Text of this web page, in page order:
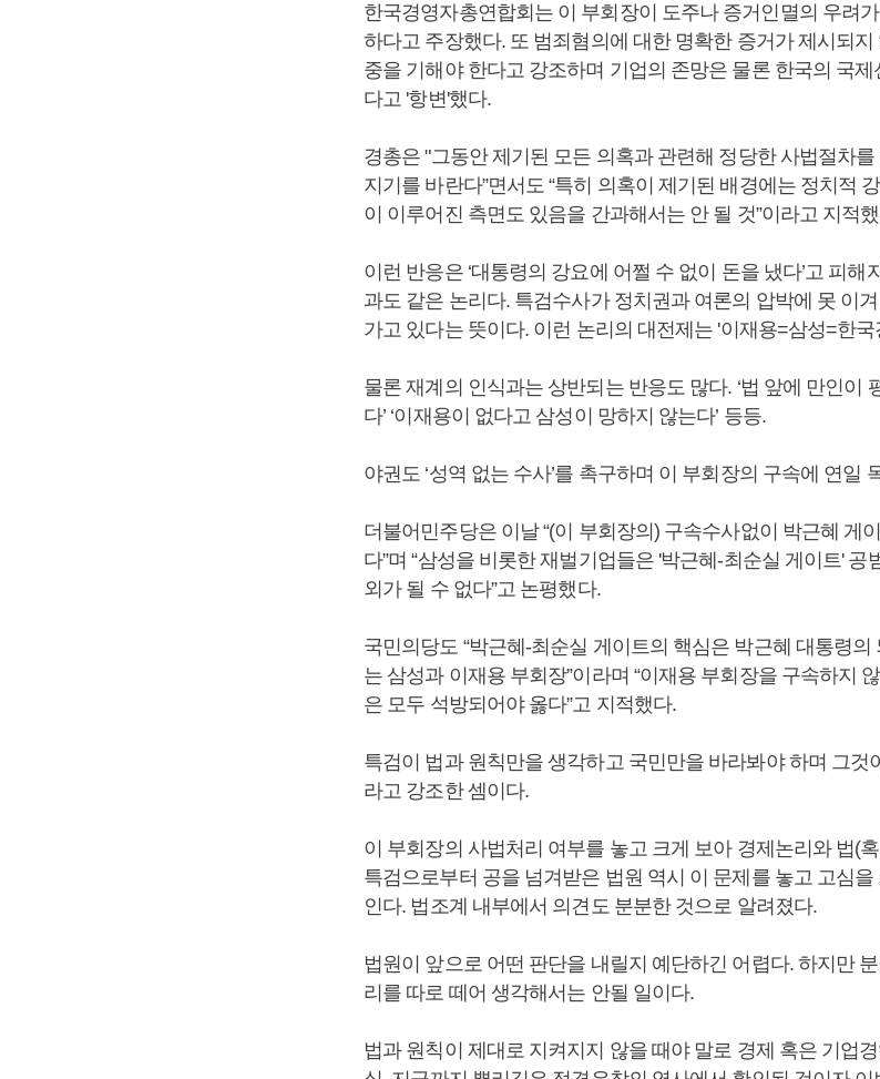
한국경영자총연합회는 이 부회장이 도주나 증거인멸의 우려
하다고 주장했다. 또 범죄혐의에 대한 명확한 증거가 제시되
중을 기해야 한다고 강조하며 기업의 존망은 물론 한국의 국
다고 '항변'했다.
경총은 "그동안 제기된 모든 의혹과 관련해 정당한 사법절차
지기를 바란다”면서도 “특히 의혹이 제기된 배경에는 정치적
이 이루어진 측면도 있음을 간과해서는 안 될 것”이라고 지적
이런 반응은 ‘대통령의 강요에 어쩔 수 없이 돈을 냈다’고 피
과도 같은 논리다. 특검수사가 정치권과 여론의 압박에 못 이
가고 있다는 뜻이다. 이런 논리의 대전제는 '이재용=삼성=한
물론 재계의 인식과는 상반되는 반응도 많다. ‘법 앞에 만인이
다’ ‘이재용이 없다고 삼성이 망하지 않는다’ 등등.
야권도 ‘성역 없는 수사’를 촉구하며 이 부회장의 구속에 연일
더불어민주당은 이날 “(이 부회장의) 구속수사없이 박근혜 게
다”며 “삼성을 비롯한 재벌기업들은 '박근혜-최순실 게이트' 공
외가 될 수 없다”고 논평했다.
국민의당도 “박근혜-최순실 게이트의 핵심은 박근혜 대통령의
는 삼성과 이재용 부회장”이라며 “이재용 부회장을 구속하지
은 모두 석방되어야 옳다”고 지적했다.
특검이 법과 원칙만을 생각하고 국민만을 바라봐야 하며 그것
라고 강조한 셈이다.
이 부회장의 사법처리 여부를 놓고 크게 보아 경제논리와 법(
특검으로부터 공을 넘겨받은 법원 역시 이 문제를 놓고 고심
인다. 법조계 내부에서 의견도 분분한 것으로 알려졌다.
법원이 앞으로 어떤 판단을 내릴지 예단하긴 어렵다. 하지만
리를 따로 떼어 생각해서는 안될 일이다.
법과 원칙이 제대로 지켜지지 않을 때야 말로 경제 혹은 기업